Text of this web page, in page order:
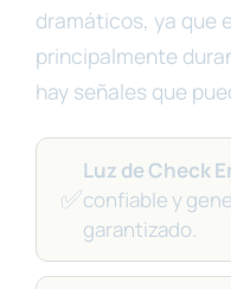
dramáticos, ya que
principalmente
hay señales que
✅
Luz de Check
confiable y
garantizado.